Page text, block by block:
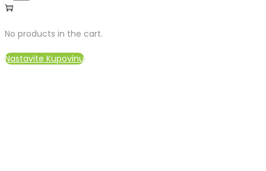
No products in the cart.
Nastavite Kupovinu